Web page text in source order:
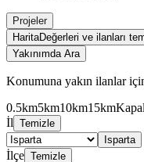
Projeler
HaritaDeğerleri ve ilanları
Yakınımda Ara
Konumuna yakın ilanlar
0.5km5km10km15km
İl Temizle
Isparta
İlçe Temizle